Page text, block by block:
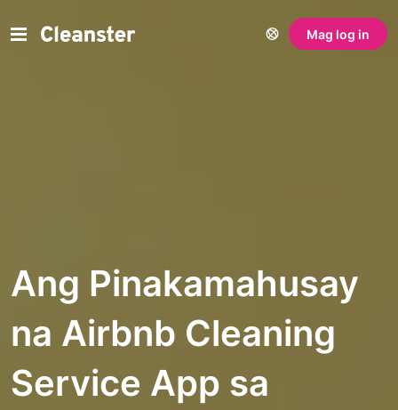
Mag log in
Ang Pinakamahusay
na Airbnb Cleaning
Service App sa